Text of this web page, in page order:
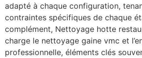
adapté à chaque configuration,
contraintes spécifiques de chaque
complément, Nettoyage hotte
charge le nettoyage gaine vmc et
professionnelle, éléments clés